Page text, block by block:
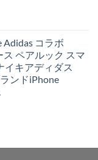
コラボ
ペアルック スマ
イキアディダス
ンドiPhone